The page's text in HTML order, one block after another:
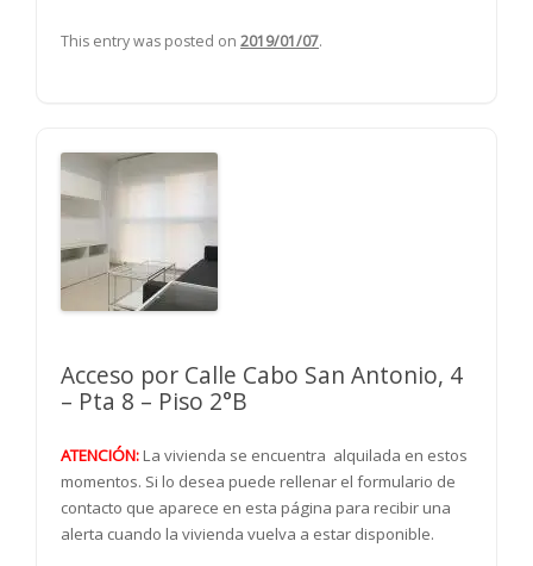
This entry was posted on 2019/01/07.
Acceso por Calle Cabo San Antonio, 4
– Pta 8 – Piso 2°B
ATENCIÓN:La vivienda se encuentra alquilada en estos
momentos. Si lo desea puede rellenar el formulario de
contacto que aparece en esta página para recibir una
alerta cuando la vivienda vuelva a estar disponible.